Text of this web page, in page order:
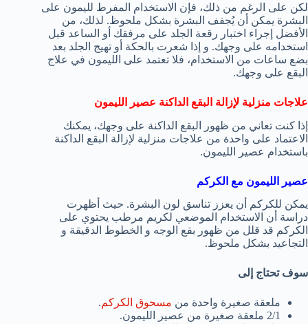
لكن على الرغم من ذلك، فإن الاستخدام المفرط لليمون على
البشرة يمكن أن يُجفف البشرة بشكل ملحوظ. لذلك، من
الأفضل إجراء اختبار رقعة الجلد على مرفقك أو الساعد قبل
استخدامه على وجهك. و إذا شعرت بالحكة أو تهيج الجلد بعد
بضع ساعات من الاستخدام، فلا تعتمد على الليمون في علاج
البقع على وجهك.
علاجات منزلية لإزالة البقع الداكنة عصير الليمون
إذا كنت تعاني من ظهور البقع الداكنة على وجهك، يمكنك
الاعتماد على واحدة من علاجات منزلية لإزالة البقع الداكنة
باستخدام عصير الليمون.
عصير الليمون مع الكركم
يمكن للكركم أن يعزز تناسق لون البشرة. حيث أظهرت
دراسة أن الاستخدام الموضعي لكريم مرطب يحتوي على
الكركم قد قلل من ظهور بقع الوجه و الخطوط الدقيقة و
التجاعيد بشكل ملحوظ.
سوف تحتاج إلى
ملعقة صغيرة واحدة من مسحوق الكركم.
2/1 ملعقة صغيرة من عصير الليمون.